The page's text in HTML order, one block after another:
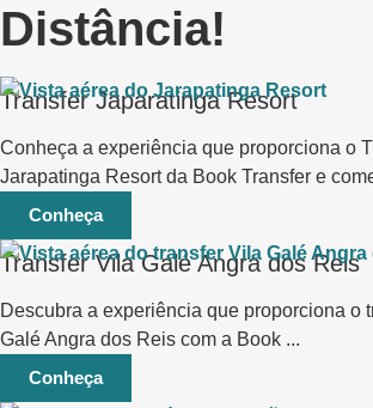
Distância!
Transfer Japaratinga Resort
Conheça a experiência que proporciona o
Jarapatinga Resort da Book Transfer e
Conheça
Transfer Vila Galé Angra dos Reis
Descubra a experiência que proporciona o
Galé Angra dos Reis com a Book ...
Conheça